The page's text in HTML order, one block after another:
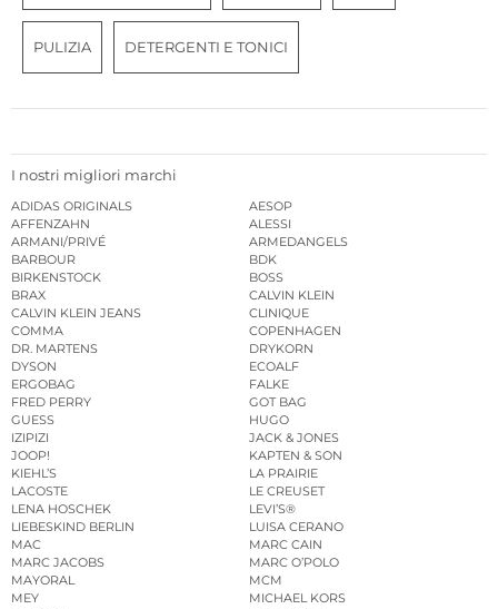
PULIZIA DETERGENTI E TONICI
I nostri migliori marchi
ADIDAS ORIGINALS
AESOP
AFFENZAHN
ALESSI
ARMANI/PRIVÉ
ARMEDANGELS
BARBOUR
BDK
BIRKENSTOCK
BOSS
BRAX
CALVIN KLEIN
CALVIN KLEIN JEANS
CLINIQUE
COMMA
COPENHAGEN
DR. MARTENS
DRYKORN
DYSON
ECOALF
ERGOBAG
FALKE
FRED PERRY
GOT BAG
GUESS
HUGO
IZIPIZI
JACK & JONES
JOOP!
KAPTEN & SON
KIEHL’S
LA PRAIRIE
LACOSTE
LE CREUSET
LENA HOSCHEK
LEVI’S®
LIEBESKIND BERLIN
LUISA CERANO
MAC
MARC CAIN
MARC JACOBS
MARC O’POLO
MAYORAL
MCM
MEY
MICHAEL KORS